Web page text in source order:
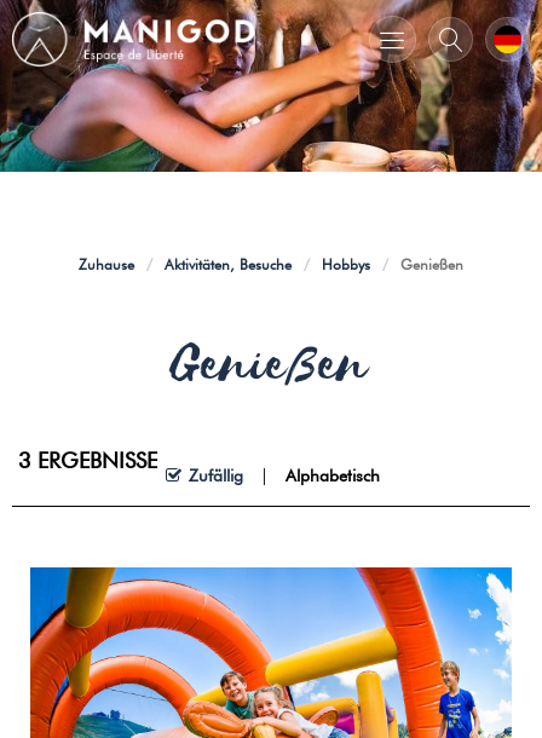
Zuhause / Aktivitäten, Besuche / Hobbys / Genießen
Genießen
3 ERGEBNISSE
Zufällig Alphabetisch